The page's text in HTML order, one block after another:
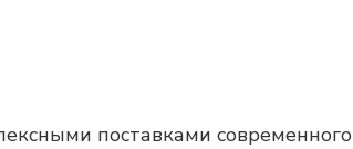
поставками современного